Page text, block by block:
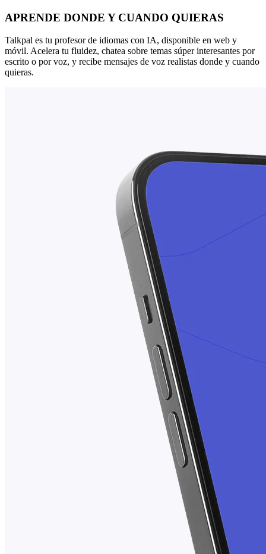
APRENDE DONDE Y CUANDO QUIERAS
Talkpal es tu profesor de idiomas con IA, disponible en web y
móvil. Acelera tu fluidez, chatea sobre temas súper interesantes por
escrito o por voz, y recibe mensajes de voz realistas donde y cuando
quieras.